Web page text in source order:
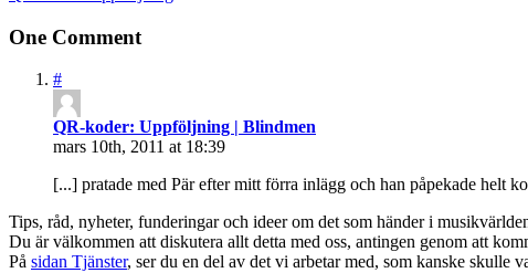
One Comment
#
QR-koder: Uppföljning | Blindmen
mars 10th, 2011 at 18:39
[...] pratade med Pär efter mitt förra inlägg och han påpekade helt
Tips, råd, nyheter, funderingar och ideer om det som händer i
Du är välkommen att diskutera allt detta med oss, antingen genom att
På sidan Tjänster, ser du en del av det vi arbetar med, som kanske skulle